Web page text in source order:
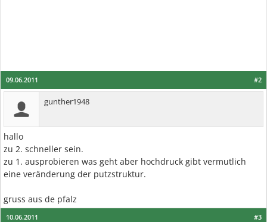
#2
09.06.2011
gunther1948
hallo
zu 2. schneller sein.
zu 1. ausprobieren was geht aber hochdruck gibt vermutlich
eine veränderung der putzstruktur.
gruss aus de pfalz
#3
10.06.2011